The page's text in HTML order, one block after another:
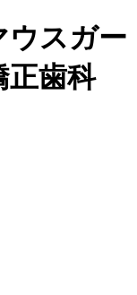
ウスガ
正歯科